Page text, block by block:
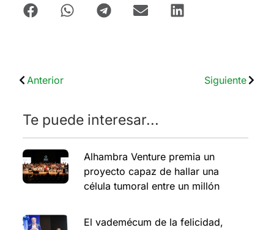
Anterior Siguiente
Te puede interesar...
Alhambra Venture premia un
proyecto capaz de hallar una
célula tumoral entre un millón
El vademécum de la felicidad,